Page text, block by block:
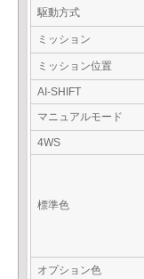
駆動方式
ミッション
ミッション位置
AI-SHIFT
マニュアルモード
4WS
標準色
オプション色